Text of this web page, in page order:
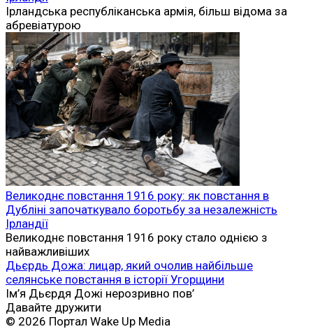
Ірландська республіканська армія, більш відома за
абревіатурою
Великоднє повстання 1916 року: як повстання в
Дубліні започаткувало боротьбу за незалежність
Ірландії
Великоднє повстання 1916 року стало однією з
найважливіших
Дьєрдь Дожа: лицар, який очолив найбільше
селянське повстання в історії Угорщини
Ім’я Дьєрдя Дожі нерозривно пов’
Давайте дружити
© 2026 Портал Wake Up Media